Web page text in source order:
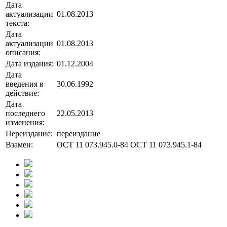
Дата
актуализации
текста:
01.08.2013
Дата
актуализации
описания:
01.08.2013
Дата издания: 01.12.2004
Дата
введения в
действие:
30.06.1992
Дата
последнего
изменения:
22.05.2013
Переиздание: переиздание
Взамен:
ОСТ 11 073.945.0-84 ОСТ 11 073.945.1-84